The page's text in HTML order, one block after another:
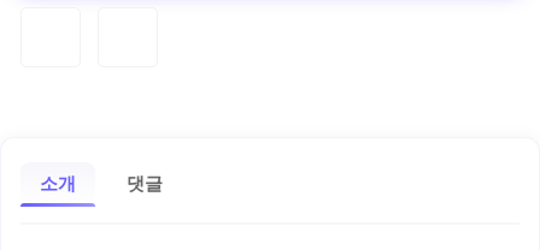
소개 댓글